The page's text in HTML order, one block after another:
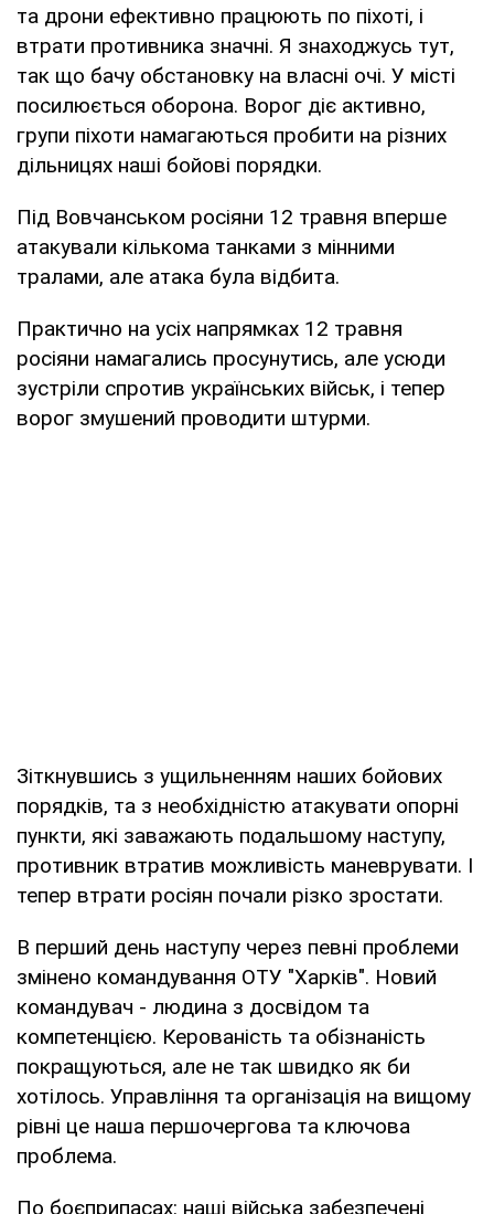
та дрони ефективно працюють по піхоті, і
втрати противника значні. Я знаходжусь тут,
так що бачу обстановку на власні очі. У місті
посилюється оборона. Ворог діє активно,
групи піхоти намагаються пробити на різних
дільницях наші бойові порядки.
Під Вовчанськом росіяни 12 травня вперше
атакували кількома танками з мінними
тралами, але атака була відбита.
Практично на усіх напрямках 12 травня
росіяни намагались просунутись, але усюди
зустріли спротив українських військ, і тепер
ворог змушений проводити штурми.
Зіткнувшись з ущильненням наших бойових
порядків, та з необхідністю атакувати опорні
пункти, які заважають подальшому наступу,
противник втратив можливість маневрувати. І
тепер втрати росіян почали різко зростати.
В перший день наступу через певні проблеми
змінено командування ОТУ "Харків". Новий
командувач - людина з досвідом та
компетенцією. Керованість та обізнаність
покращуються, але не так швидко як би
хотілось. Управління та організація на вищому
рівні це наша першочергова та ключова
проблема.
По боєприпасах: наші війська забезпечені